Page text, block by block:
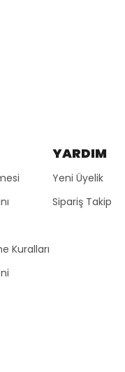
Kuralları
YARDIM
Yeni Üyelik
Sipariş Takip